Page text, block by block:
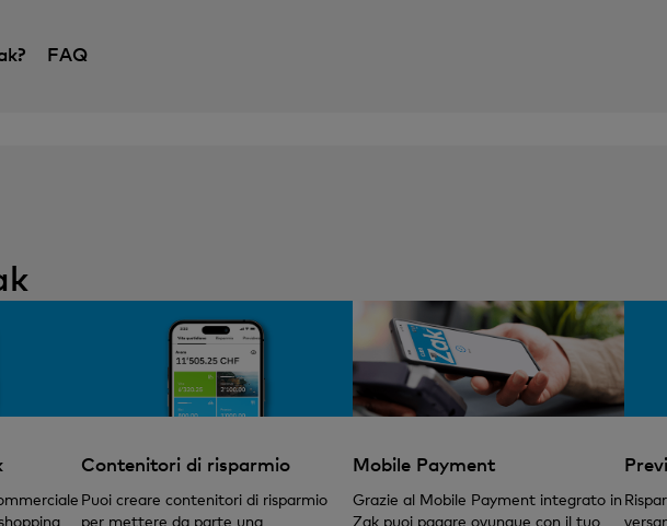
FAQ
Contenitori di risparmio
Puoi creare contenitori di risparmio
per mettere da parte una
Mobile Payment
Grazie al Mobile Payment integrato in
Zak puoi pagare ovunque con il tuo